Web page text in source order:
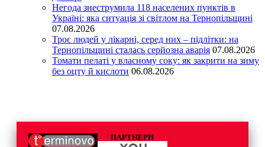
Негода знеструмила 118 населених пунктів в
Україні: яка ситуація зі світлом на Тернопільщині
07.08.2026
Троє людей у лікарні, серед них – підлітки: на
Тернопільщині сталась серйозна аварія 07.08.2026
Томати пелаті у власному соку: як закрити на зиму
без оцту й кислоти 06.08.2026
ПАРТНЕРИ